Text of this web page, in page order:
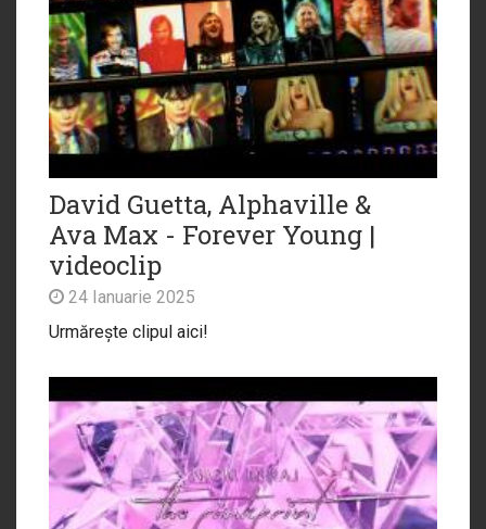
David Guetta, Alphaville &
Ava Max - Forever Young |
videoclip
24 Ianuarie 2025
Urmărește clipul aici!